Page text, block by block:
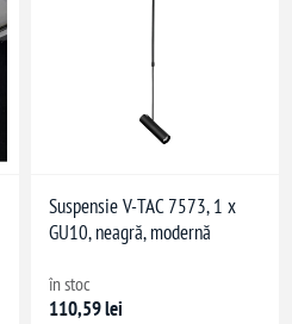
Suspensie V-TAC 7573, 1 x
GU10, neagră, modernă
în stoc
110,59 lei